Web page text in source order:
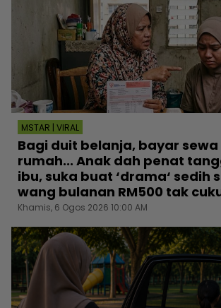
MSTAR | VIRAL
Bagi duit belanja, bayar sewa
rumah... Anak dah penat
ibu, suka buat ‘drama‘ sedih
wang bulanan RM500 tak
Khamis, 6 Ogos 2026 10:00 AM